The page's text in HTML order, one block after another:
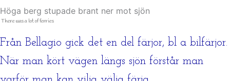
Höga berg stupade brant ner mot sjön
There was a lot of ferries
Från Bellagio gick det en del färjor, bl a bilfärjor.
När man kört vägen längs sjön förstår man